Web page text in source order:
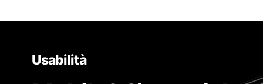
Usabilità